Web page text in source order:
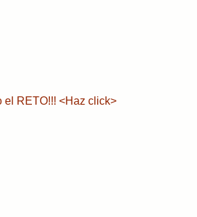
el RETO!!! <Haz click>